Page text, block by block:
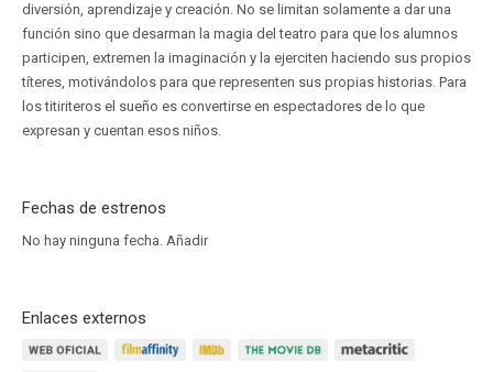
diversión, aprendizaje y creación. No se limitan solamente a dar una
función sino que desarman la magia del teatro para que los alumnos
participen, extremen la imaginación y la ejerciten haciendo sus propios
títeres, motivándolos para que representen sus propias historias. Para
los titiriteros el sueño es convertirse en espectadores de lo que
expresan y cuentan esos niños.
Fechas de estrenos
No hay ninguna fecha. Añadir
Enlaces externos